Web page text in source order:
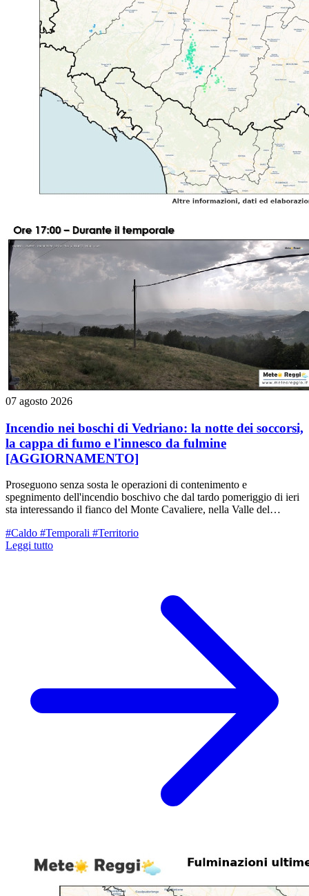
07 agosto 2026
Incendio nei boschi di Vedriano: la notte dei soccorsi,
la cappa di fumo e l'innesco da fulmine
[AGGIORNAMENTO]
Proseguono senza sosta le operazioni di contenimento e
spegnimento dell'incendio boschivo che dal tardo pomeriggio di ieri
sta interessando il fianco del Monte Cavaliere, nella Valle del
situazione resta sotto stretto monitoraggio, ma con le prime luci
dell'alba di oggi, venerdì 7 agosto, sono entrate in campo nuove
#Caldo #Temporali #Territorio
Leggi tutto